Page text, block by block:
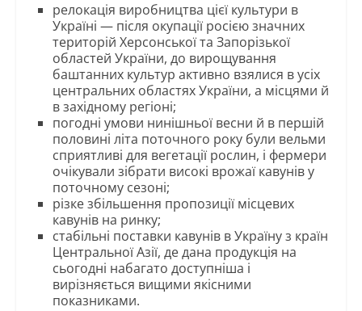
релокація виробництва цієї культури в
Україні — після окупації росією значних
територій Херсонської та Запорізької
областей України, до вирощування
баштанних культур активно взялися в усіх
центральних областях України, а місцями й
в західному регіоні;
погодні умови нинішньої весни й в першій
половині літа поточного року були вельми
сприятливі для вегетації рослин, і фермери
очікували зібрати високі врожаї кавунів у
поточному сезоні;
різке збільшення пропозиції місцевих
кавунів на ринку;
стабільні поставки кавунів в Україну з країн
Центральної Азії, де дана продукція на
сьогодні набагато доступніша і
вирізняється вищими якісними
показниками.